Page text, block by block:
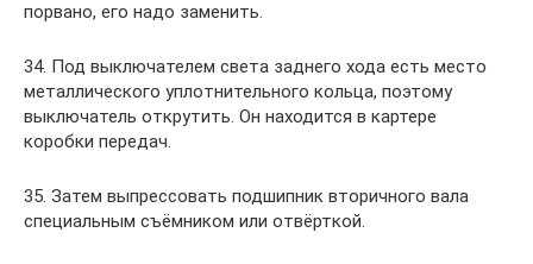
порвано, его надо заменить.
34. Под выключателем света заднего хода есть место
металлического уплотнительного кольца, поэтому
выключатель открутить. Он находится в картере
коробки передач.
35. Затем выпрессовать подшипник вторичного вала
специальным съёмником или отвёрткой.